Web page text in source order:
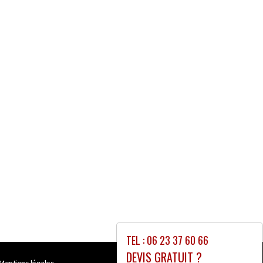
TEL : 06 23 37 60 66
DEVIS GRATUIT ?